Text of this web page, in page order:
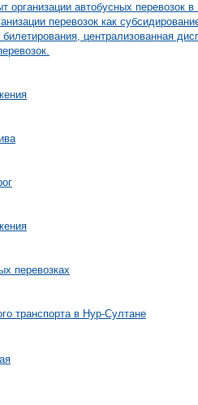
организации автобусных перевозок
перевозок как
централизованная
перевозках
транспорта в Нур-Султане